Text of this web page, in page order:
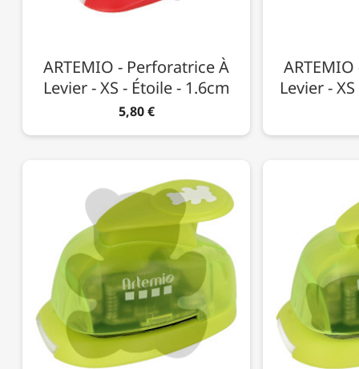
ARTEMIO - Perforatrice À
Levier - XS - Étoile - 1.6cm
5,80 €
Levier -